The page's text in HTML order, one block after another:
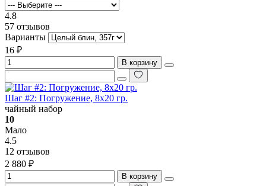
4.8
57 отзывов
Варианты
16 ₽
В корзину
Шаг #2: Погружение, 8х20 гр.
чайный набор
10
Мало
4.5
12 отзывов
2 880 ₽
В корзину